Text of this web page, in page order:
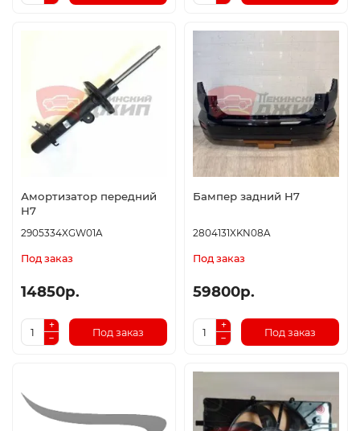
Амортизатор передний
H7
2905334XGW01A
Под заказ
14850р.
Под заказ
Бампер задний H7
2804131XKN08A
Под заказ
59800р.
Под заказ